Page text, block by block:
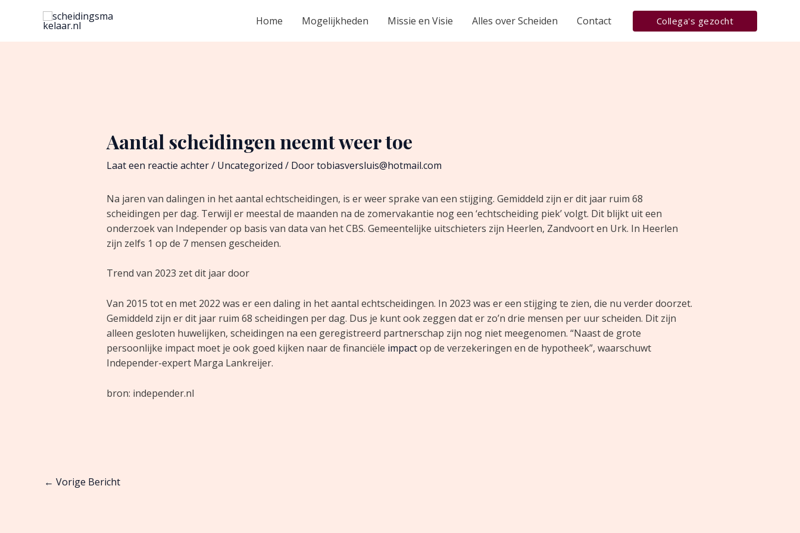
Home Mogelijkheden Missie en Visie Alles over Scheiden Contact Collega's gezocht
Aantal scheidingen neemt weer toe
Laat een reactie achter/ Uncategorized / Doortobiasversluis@hotmail.com
Na jaren van dalingen in het aantal echtscheidingen, is er weer sprake van een stijging. Gemiddeld zijn er dit jaar ruim 68
scheidingen per dag. Terwijl er meestal de maanden na de zomervakantie nog een ‘echtscheiding piek’ volgt. Dit blijkt uit een
onderzoek van Independer op basis van data van het CBS. Gemeentelijke uitschieters zijn Heerlen, Zandvoort en Urk. In Heerlen
zijn zelfs 1 op de 7 mensen gescheiden.
Trend van 2023 zet dit jaar door
Van 2015 tot en met 2022 was er een daling in het aantal echtscheidingen. In 2023 was er een stijging te zien, die nu verder doorzet.
Gemiddeld zijn er dit jaar ruim 68 scheidingen per dag. Dus je kunt ook zeggen dat er zo’n drie mensen per uur scheiden. Dit zijn
alleen gesloten huwelijken, scheidingen na een geregistreerd partnerschap zijn nog niet meegenomen. “Naast de grote
persoonlijke impact moet je ook goed kijken naar de financiële impactop de verzekeringen en de hypotheek”, waarschuwt
Independer-expert Marga Lankreijer.
bron: independer.nl
navigatie
← Vorige Bericht